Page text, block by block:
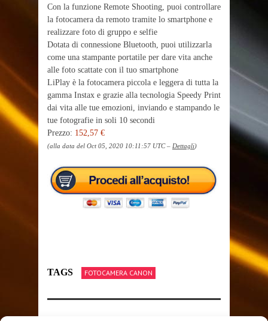
Con la funzione Remote Shooting, puoi controllare
la fotocamera da remoto tramite lo smartphone e
realizzare foto di gruppo e selfie
Dotata di connessione Bluetooth, puoi utilizzarla
come una stampante portatile per dare vita anche
alle foto scattate con il tuo smartphone
LiPlay è la fotocamera piccola e leggera di tutta la
gamma Instax e grazie alla tecnologia Speedy Print
dai vita alle tue emozioni, inviando e stampando le
tue fotografie in soli 10 secondi
Prezzo: 152,57 €
(alla data del Oct 05, 2020 10:11:57 UTC – Dettagli)
TAGS FOTOCAMERA CANON